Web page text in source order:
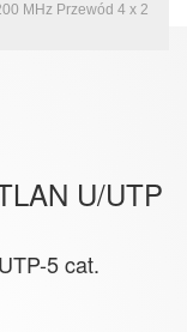
MHz Przewód 4 x 2
U/UTP
5 cat.